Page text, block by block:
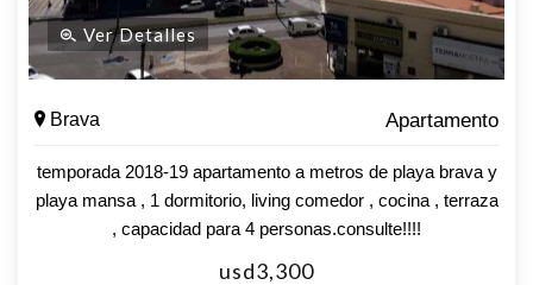
Ver Detalles
Brava Apartamento
temporada 2018-19 apartamento a metros de playa brava y
playa mansa , 1 dormitorio, living comedor , cocina , terraza
, capacidad para 4 personas.consulte!!!!
usd3,300